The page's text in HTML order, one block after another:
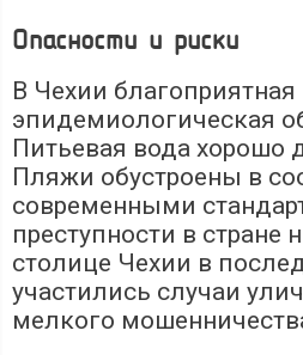
Опасности и риски
В Чехии благоприятная
эпидемиологическая
Питьевая вода хорошо
Пляжи обустроены в
современными
преступности в стране
столице Чехии в
участились случаи
мелкого